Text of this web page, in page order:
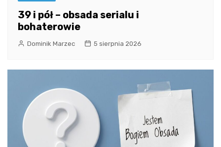
39 i pół – obsada serialu i
bohaterowie
Dominik Marzec 5 sierpnia 2026